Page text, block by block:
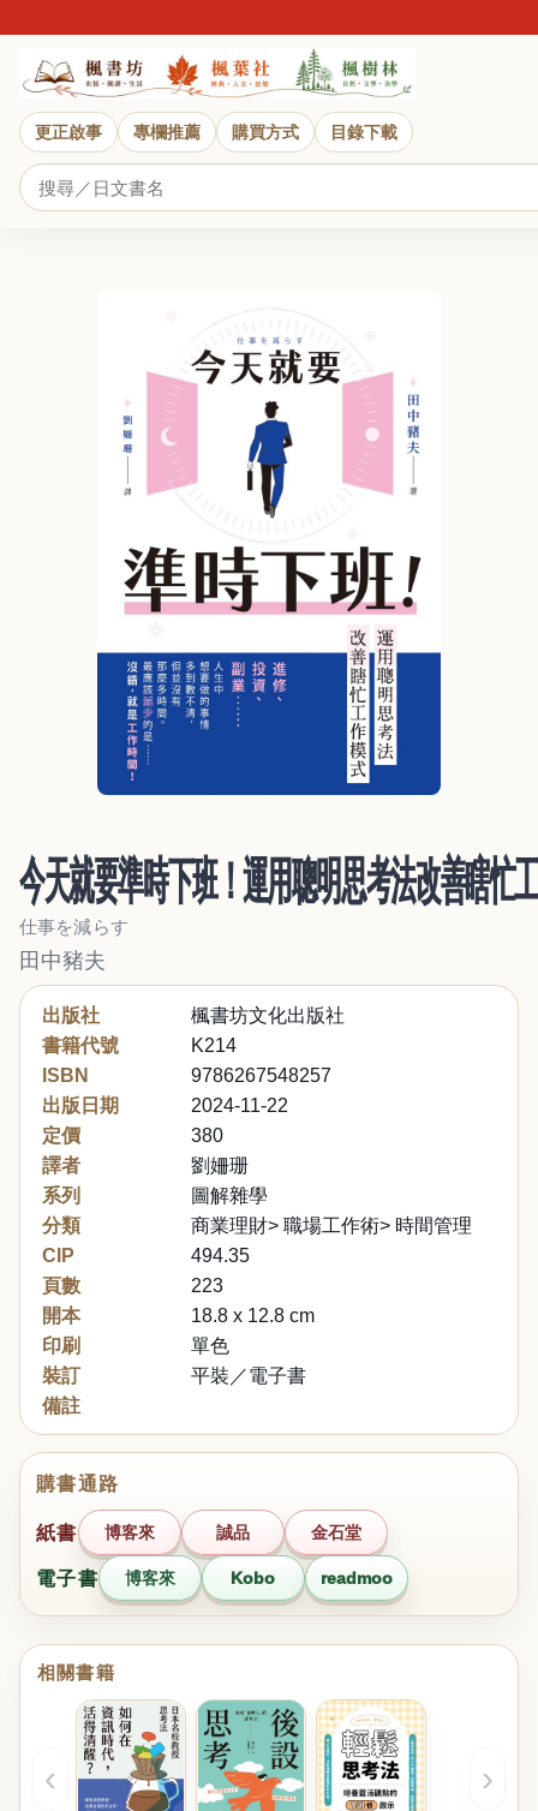
更正啟事 專欄推薦 購買方式 目錄下載
今天就要準時下班！運用聰明思考法改善瞎忙
仕事を減らす
田中豬夫
出版社
楓書坊文化出版社
書籍代號
K214
ISBN
9786267548257
出版日期
2024-11-22
定價
380
譯者
劉姍珊
系列
圖解雜學
分類
商業理財> 職場工作術> 時間管理
CIP
494.35
頁數
223
開本
18.8 x 12.8 cm
印刷
單色
裝訂
平裝／電子書
備註
購書通路
紙書 博客來 誠品 金石堂
電子書 博客來 Kobo readmoo
相關書籍
‹ ›